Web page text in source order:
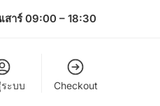
สาร์ 09:00 – 18:30
ะบบ Checkout